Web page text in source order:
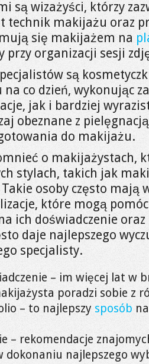
są wizażyści, którzy
technik makijażu oraz
się makijażem na
przy organizacji sesji
są
na co dzień, wykonując
jak i bardziej
obeznane z
do makijażu.
o makijażystach,
stylach, takich jak
Takie osoby często
które mogą
ich doświadczenie
daje najlepszego
specjalisty.
– im więcej lat w
poradzi sobie z
– to najlepszy sposób
– rekomendacje
dokonaniu najlepszego